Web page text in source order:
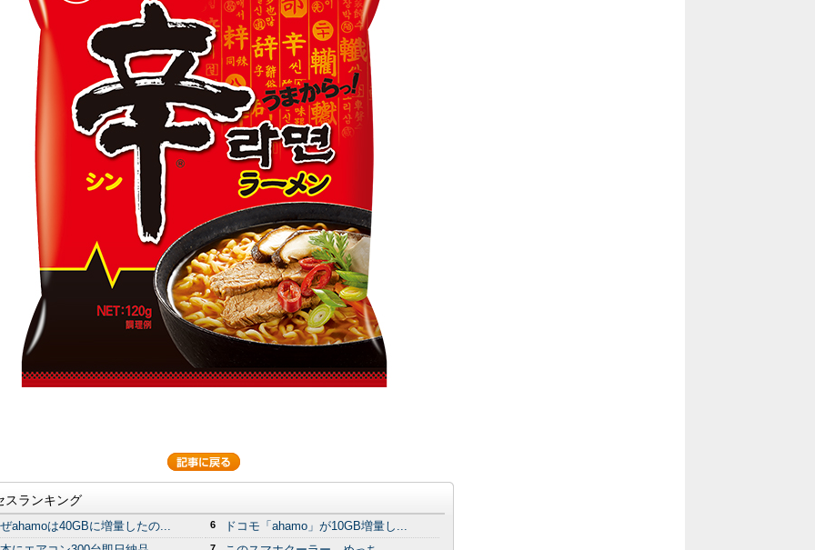
スランキング
ahamoは40GBに増量したの... 6 ドコモ「ahamo」が10GB増量し...